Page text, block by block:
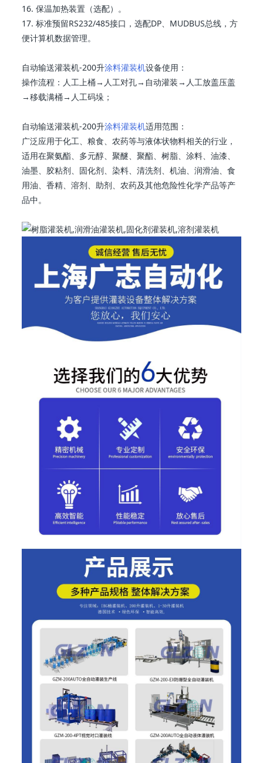
16. 保温加热装置（选配）。
17. 标准预留RS232/485接口，选配DP、MUDBUS总线，方
便计算机数据管理。
自动输送灌装机-200升涂料灌装机设备使用：
操作流程：人工上桶→人工对孔→自动灌装→人工放盖压盖
→移载满桶→人工码垛；
自动输送灌装机-200升涂料灌装机适用范围：
广泛应用于化工、粮食、农药等与液体状物料相关的行业，
适用在聚氨酯、多元醇、聚醚、聚酯、树脂、涂料、油漆、
油墨、胶粘剂、固化剂、染料、清洗剂、机油、润滑油、食
用油、香精、溶剂、助剂、农药及其他危险性化学产品等产
品中。